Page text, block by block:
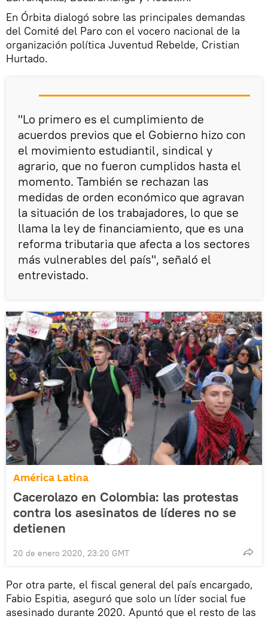
En Órbita dialogó sobre las principales demandas
del Comité del Paro con el vocero nacional de la
organización política Juventud Rebelde, Cristian
Hurtado.
"Lo primero es el cumplimiento de
acuerdos previos que el Gobierno hizo con
el movimiento estudiantil, sindical y
agrario, que no fueron cumplidos hasta el
momento. También se rechazan las
medidas de orden económico que agravan
la situación de los trabajadores, lo que se
llama la ley de financiamiento, que es una
reforma tributaria que afecta a los sectores
más vulnerables del país", señaló el
entrevistado.
América Latina
Cacerolazo en Colombia: las protestas
contra los asesinatos de líderes no se
detienen
20 de enero 2020, 23:20 GMT
Por otra parte, el fiscal general del país encargado,
Fabio Espitia, aseguró que solo un líder social fue
asesinado durante 2020. Apuntó que el resto de las